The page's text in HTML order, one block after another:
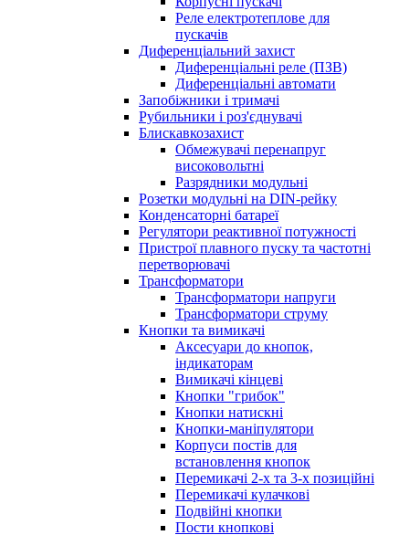
Реле електротеплове для
пускачів
Диференціальний захист
Диференціальні реле (ПЗВ)
Диференціальні автомати
Запобіжники і тримачі
Рубильники і роз'єднувачі
Блискавкозахист
Обмежувачі перенапруг
високовольтні
Разрядники модульні
Розетки модульні на DIN-рейку
Конденсаторні батареї
Регулятори реактивної потужності
Пристрої плавного пуску та частотні
перетворювачі
Трансформатори
Трансформатори напруги
Трансформатори струму
Кнопки та вимикачі
Аксесуари до кнопок,
індикаторам
Вимикачі кінцеві
Кнопки "грибок"
Кнопки натискні
Кнопки-маніпулятори
Корпуси постів для
встановлення кнопок
Перемикачі 2-х та 3-х позиційні
Перемикачі кулачкові
Подвійні кнопки
Пости кнопкові